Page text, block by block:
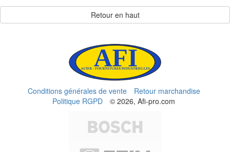
Retour en haut
Conditions générales de vente
Retour marchandise
Politique RGPD
© 2026, Afi-pro.com